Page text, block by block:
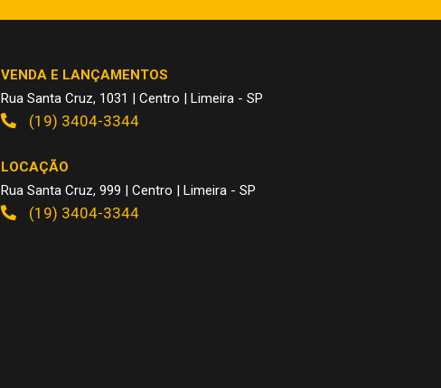
VENDA E LANÇAMENTOS
Rua Santa Cruz, 1031 | Centro | Limeira - SP
(19) 3404-3344
LOCAÇÃO
Rua Santa Cruz, 999 | Centro | Limeira - SP
(19) 3404-3344